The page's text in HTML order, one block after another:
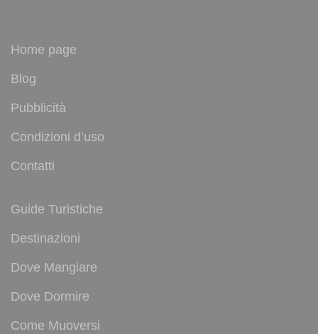
Home page
Blog
Pubblicità
Condizioni d’uso
Contatti
Guide Turistiche
Destinazioni
Dove Mangiare
Dove Dormire
Come Muoversi